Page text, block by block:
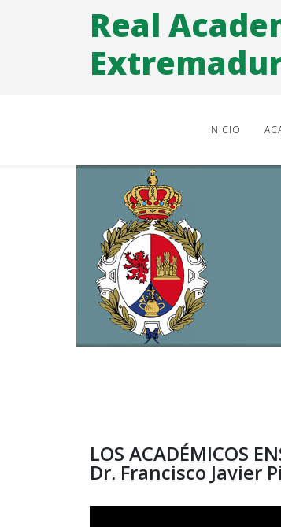
Real
INICIO
LOS ACADÉMICOS
Dr. Francisco Javier